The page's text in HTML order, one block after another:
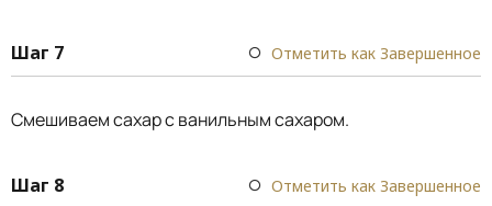
Шаг 7 Отметить как Завершенное
Смешиваем сахар с ванильным сахаром.
Шаг 8 Отметить как Завершенное